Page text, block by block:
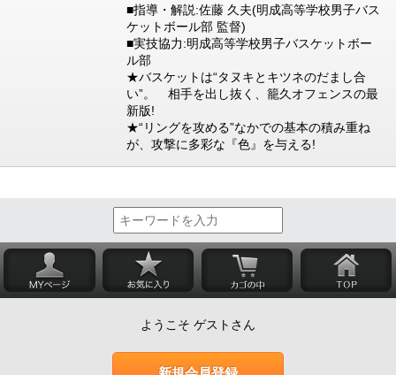
■指導・解説:佐藤 久夫(明成高等学校男子バス
ケットボール部 監督)
■実技協力:明成高等学校男子バスケットボー
ル部
★バスケットは“タヌキとキツネのだまし合
い”。 相手を出し抜く、籠久オフェンスの最
新版!
★“リングを攻める”なかでの基本の積み重ね
が、攻撃に多彩な『色』を与える!
ようこそ ゲストさん